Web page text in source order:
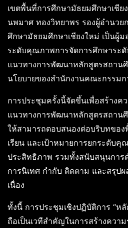
เขตพื้นที่การศึกษามัธยมศึกษาเชีย
นพมาศ ทองวิทยาพร รองผู้อำนวย
ศึกษามัธยมศึกษาเชียงใหม่ เป็นผู้
ระดับคุณภาพการจัดการศึกษาระ
แนวทางการพัฒนาหลักสูตรสถาน
นโยบายของสำนักงานคณะกรรม
การประชุมครั้งนี้จัดขึ้นเพื่อสร้างค
แนวทางการพัฒนาหลักสูตรสถานศึ
ให้สามารถตอบสนองต่อบริบทขอ
เรียน และเป้าหมายการยกระดับ
ประสิทธิภาพ รวมทั้งสนับสนุนการ
การนิเทศ กำกับ ติดตาม และสรุปผ
เนื่อง
ทั้งนี้ การประชุมเชิงปฏิบัติการ “ห
ถือเป็นเวทีสำคัญในการสร้างควา